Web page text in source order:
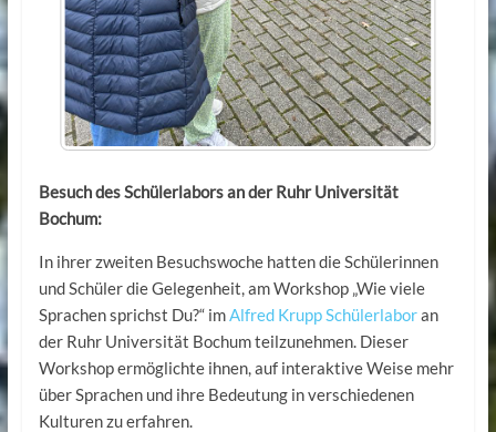
Besuch des Schülerlabors an der Ruhr Universität
Bochum:
In ihrer zweiten Besuchswoche hatten die Schülerinnen
und Schüler die Gelegenheit, am Workshop „Wie viele
Sprachen sprichst Du?“ im Alfred Krupp Schülerlaboran
der Ruhr Universität Bochum teilzunehmen. Dieser
Workshop ermöglichte ihnen, auf interaktive Weise mehr
über Sprachen und ihre Bedeutung in verschiedenen
Kulturen zu erfahren.